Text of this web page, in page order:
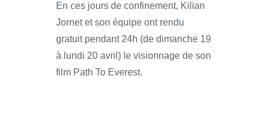
En ces jours de confinement, Kilian
Jornet et son équipe ont rendu
gratuit pendant 24h (de dimanche 19
à lundi 20 avril) le visionnage de son
film Path To Everest.